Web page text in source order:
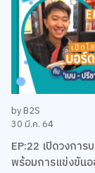
by B2S
30 มี.ค. 64
EP:22 เปิดวงการ
พร้อมการแข่งขัน